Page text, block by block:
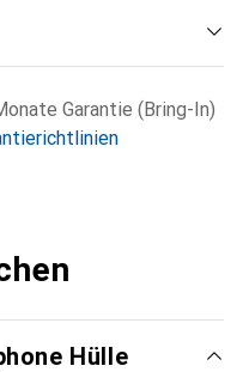
Garantie (Bring-In)
Hülle